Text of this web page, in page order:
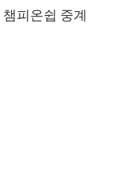
피온쉽 중계